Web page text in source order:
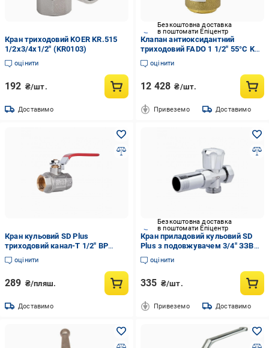
Кран триходовий KOER KR.515
1/2x3/4x1/2" (KR0103)
оцінити
192 ₴/шт.
Доставимо
Безкоштовна доставка
в поштомати Епіцентр
Клапан антиоксидантний
триходовий FADO 1 1/2" 55°С Kv
9 (FD-AKP03)
оцінити
12 428 ₴/шт.
Привеземо Доставимо
Кран кульовий SD Plus
триходовий канал-Т 1/2" ВР
SD310W15 (VRM00002787)
оцінити
289 ₴/пляш.
Доставимо
Безкоштовна доставка
в поштомати Епіцентр
Кран приладовий кульовий SD
Plus з подовжувачем 3/4" ЗЗВ
SD183W20 (VRM00005691)
оцінити
335 ₴/шт.
Привеземо Доставимо